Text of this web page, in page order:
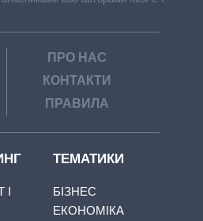
ПРО НАС
КОНТАКТИ
ПРАВИЛА
І
ТЕМАТИКИ
БІЗНЕС
ЕКОНОМІКА